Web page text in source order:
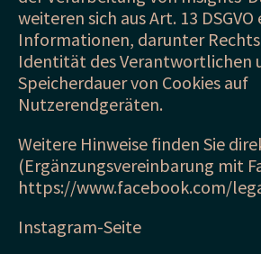
weiteren sich aus Art. 13
Informationen, darunter
Identität des Verantwortlichen
Speicherdauer von Cookies auf
Nutzerendgeräten.
Weitere Hinweise finden Sie
(Ergänzungsvereinbarung mit
https://www.facebook.com/
Instagram-Seite